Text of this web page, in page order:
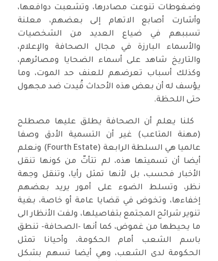
وضغوطات تنوعت مصادرها، وتشعبت دوافعها،
وأشارت أصابع الاتهام إلى بعضهم، معلنة
تسببهم في ضياع العديد من الشخصيات
والأسماء البارزة في مجال الصحافة والإعلام،
والتاريخ شاهد على أسماء الضحايا ومصائرهم،
وكذلك أسباب تعرضهم للعنف حد الموت، وما
يؤسف له أن بعض هذه الأحداث قُيدت ضد مجهول
حتى اللحظة.
كلنا يعلم أن الصحافة يطلق عليها مصطلح
(مهنة المتاعب) غير أن التسمية الأدق وصفا
عالميا هي السلطة الرابعة (Fourth Estate) ونعلم
أيضا أن تسميتها هذه، لم تتأتّ من كونها تنقل
الأخبار فحسب، بل لأنها تمثل رأيا، وتنقل وجهة
نظر، وتسلط الضوء على أمور يريد بعضهم
إخفاءها، وتخوض في قضايا عامة أو خاصة، بغية
تنوير شرائح المجتمع بتفاصيلها، ولفت الأنظار الى
ما يحيطها من غموض، كما أنها -الصحافة- تنطق
باسم الشعب أمام الحكومة، وأحيانا تمثل
الحكومة لدى الشعب، وهي أيضا تسهم بشكل